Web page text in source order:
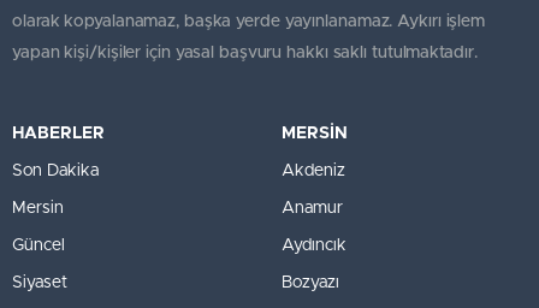
olarak kopyalanamaz, başka yerde yayınlanamaz. Aykırı işlem
yapan kişi/kişiler için yasal başvuru hakkı saklı tutulmaktadır.
HABERLER
Son Dakika
Mersin
Güncel
Siyaset
MERSİN
Akdeniz
Anamur
Aydıncık
Bozyazı